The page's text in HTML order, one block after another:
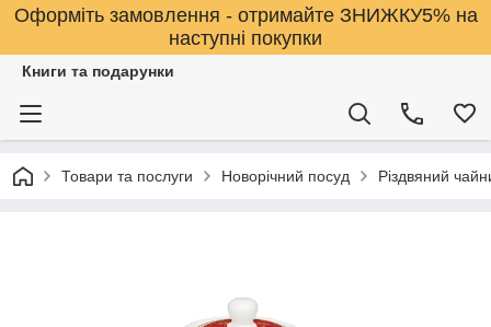
Оформіть замовлення - отримайте ЗНИЖКУ5% на
наступні покупки
Книги та подарунки
Товари та послуги Новорічний посуд Різдвяний